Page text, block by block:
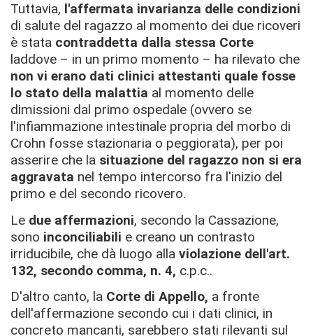
Tuttavia, l'affermata invarianza delle condizioni
di salute del ragazzo al momento dei due ricoveri
è stata contraddetta dalla stessa Corte
laddove – in un primo momento – ha rilevato che
non vi erano dati clinici attestanti quale fosse
lo stato della malattia al momento delle
dimissioni dal primo ospedale (ovvero se
l'infiammazione intestinale propria del morbo di
Crohn fosse stazionaria o peggiorata), per poi
asserire che la situazione del ragazzo non si era
aggravata nel tempo intercorso fra l'inizio del
primo e del secondo ricovero.
Le due affermazioni, secondo la Cassazione,
sono inconciliabili e creano un contrasto
irriducibile, che dà luogo alla violazione dell'art.
132, secondo comma, n. 4, c.p.c..
D'altro canto, la Corte di Appello, a fronte
dell'affermazione secondo cui i dati clinici, in
concreto mancanti, sarebbero stati rilevanti sul